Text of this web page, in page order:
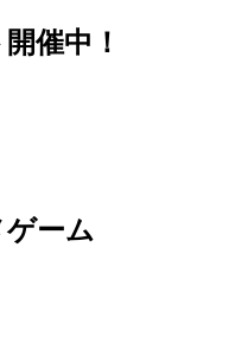
催中！
ーム